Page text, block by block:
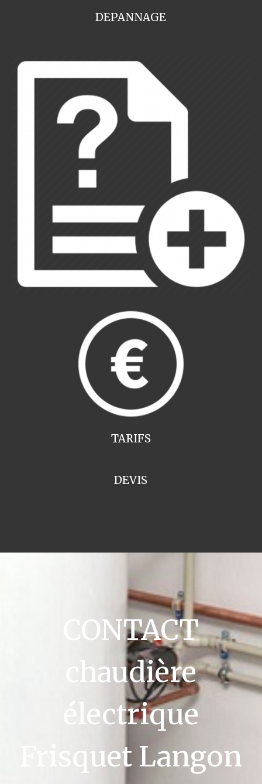
DEPANNAGE
TARIFS
DEVIS
CONTACT
chaudière
électrique
Frisquet Langon